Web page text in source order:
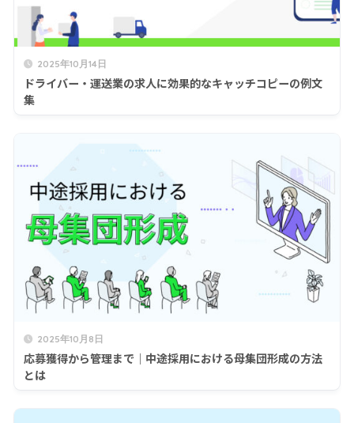
2025年10月14日
ドライバー・運送業の求人に効果的なキャッチコピーの例文
集
2025年10月8日
応募獲得から管理まで｜中途採用における母集団形成の方法
とは